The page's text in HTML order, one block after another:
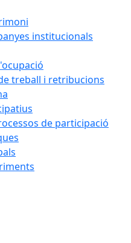
institucionals
treball i retribucions
de participació